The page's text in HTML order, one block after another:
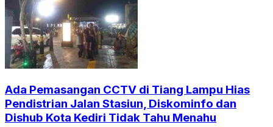
Ada Pemasangan CCTV di Tiang Lampu Hias
Pendistrian Jalan Stasiun, Diskominfo dan
Dishub Kota Kediri Tidak Tahu Menahu